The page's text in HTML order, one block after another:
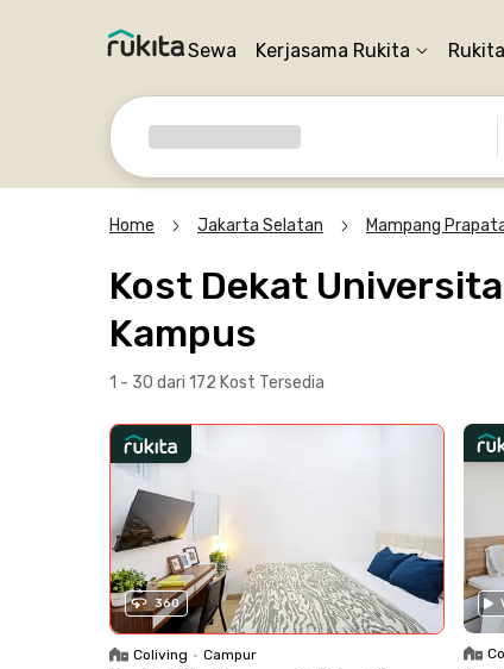
Sewa Kerjasama Rukita
Home Jakarta Selatan Mampang
Kost Dekat
Kampus
1 - 30 dari 172 Kost Tersedia
360
Coliving • Campur